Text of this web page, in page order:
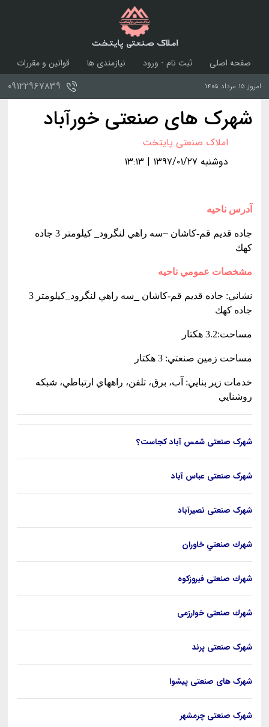
املاک صنعتی پایتخت
صفحه اصلی ثبت نام - ورود نیازمندی ها
قوانین و مقررات
امروز ۱۵ مرداد ۱۴۰۵ ۰۹۱۲۲۹۶۷۸۳۹
شهرک های صنعتی خورآباد
املاک صنعتی پایتخت
دوشنبه ۱۳۹۷/۰۱/۲۷ | ۱۳:۱۳
آدرس ناحيه
جاده قديم قم-كاشان –
سه راهي لنگرود_ كيلومتر 3 جاده
كهك
مشخصات عمومي ناحيه
نشاني: جاده قديم قم-كاشان
سه راهي لنگرود_كيلومتر 3
جاده كهك
مساحت:3.2 هكتار
مساحت زمين صنعتي: 3 هكتار
خدمات زير بنايي: آب، برق، تلفن، راههاي ارتباطي، شبكه
روشنايي
شهرک صنعتی شمس آباد کجاست؟
شهرک صنعتی عباس آباد
شهرک صنعتی نصيرآباد
شهرك صنعتي خاوران
شهرك صنعتی فيروزكوه
شهرك صنعتی خوارزمی
شهرک صنعتی پرند
شهرک های صنعتی پیشوا
شهرک صنعتی چرمشهر